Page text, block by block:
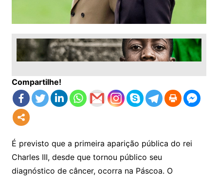
Compartilhe!
É previsto que a primeira aparição pública do rei
Charles III, desde que tornou público seu
diagnóstico de câncer, ocorra na Páscoa. O